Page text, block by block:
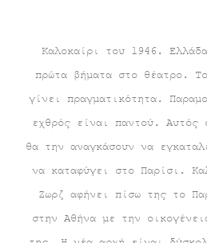
Καλοκαίρι του 1946.
πρώτα βήματα στο θέατρο.
γίνει πραγματικότητα.
εχθρός είναι παντού.
θα την αναγκάσουν να
να καταφύγει στο Παρίσι.
Ζωρζ αφήνει πίσω της το
στην Αθήνα με την